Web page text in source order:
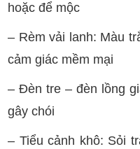
hoặc để mộc
– Rèm vải lanh: Màu
cảm giác mềm mại
– Đèn tre – đèn lồng
gây chói
– Tiểu cảnh khô: Sỏi